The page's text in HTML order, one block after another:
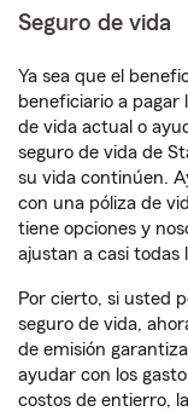
Seguro de vida
Ya sea que el
beneficiario a pagar
de vida actual o
seguro de vida de
su vida continúen.
con una póliza de
tiene opciones y
ajustan a casi todas
Por cierto, si usted
seguro de vida,
de emisión
ayudar con los
costos de entierro,